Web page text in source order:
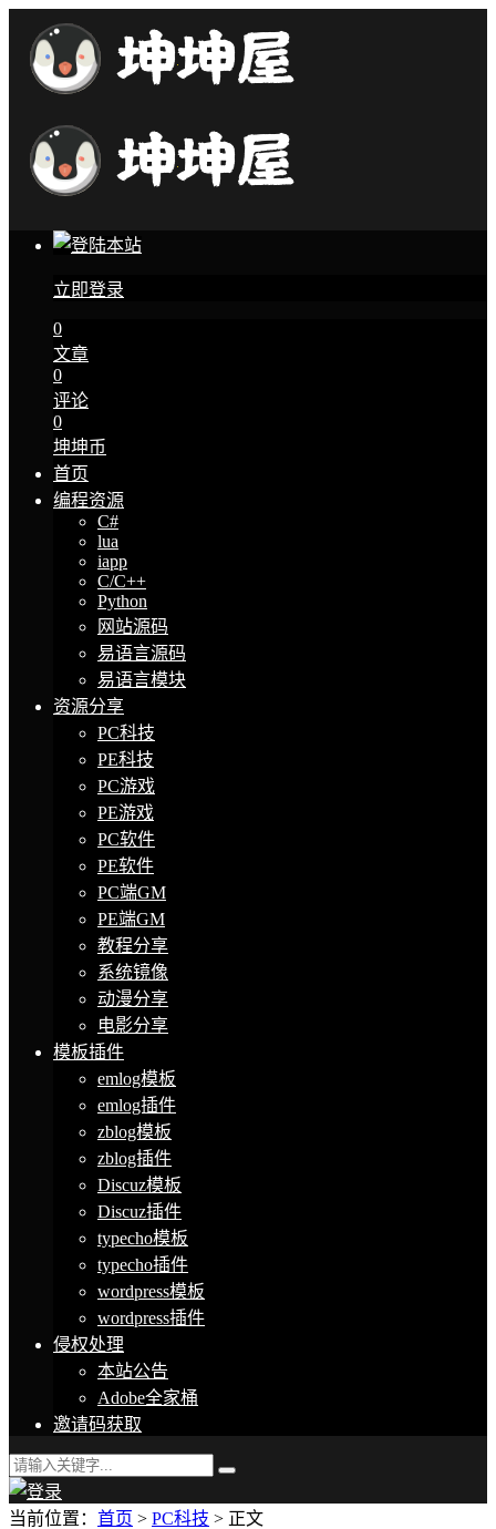
立即登录
0
文章
0
评论
0
坤坤币
首页
编程资源
C#
lua
iapp
C/C++
Python
网站源码
易语言源码
易语言模块
资源分享
PC科技
PE科技
PC游戏
PE游戏
PC软件
PE软件
PC端GM
PE端GM
教程分享
系统镜像
动漫分享
电影分享
模板插件
emlog模板
emlog插件
zblog模板
zblog插件
Discuz模板
Discuz插件
typecho模板
typecho插件
wordpress模板
wordpress插件
侵权处理
本站公告
Adobe全家桶
邀请码获取
当前位置： 首页 > PC科技 > 正文